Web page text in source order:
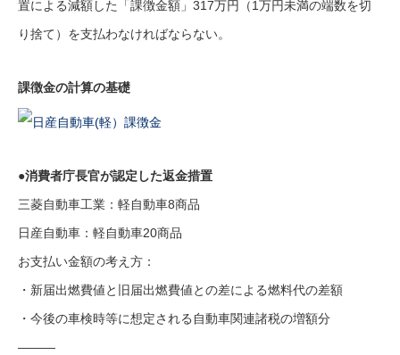
置による減額した「課徴金額」317万円（1万円未満の端数を切
り捨て）を支払わなければならない。
課徴金の計算の基礎
●消費者庁長官が認定した返金措置
三菱自動車工業：軽自動車8商品
日産自動車：軽自動車20商品
お支払い金額の考え方：
・新届出燃費値と旧届出燃費値との差による燃料代の差額
・今後の車検時等に想定される自動車関連諸税の増額分
———